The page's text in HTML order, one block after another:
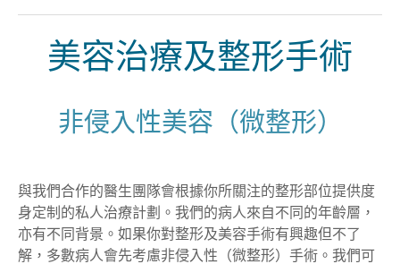
美容治療及整形手術
非侵入性美容（微整形）
與我們合作的醫生團隊會根據你所關注的整形部位提供度
身定制的私人治療計劃。我們的病人來自不同的年齡層，
亦有不同背景。如果你對整形及美容手術有興趣但不了
解，多數病人會先考慮非侵入性（微整形）手術。我們可